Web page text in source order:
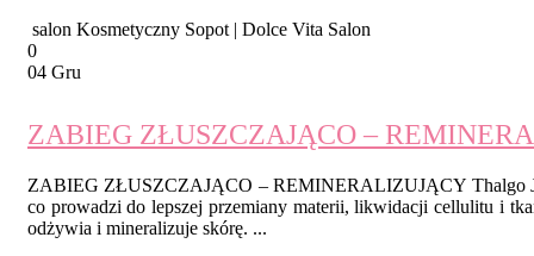
salon Kosmetyczny Sopot | Dolce Vita Salon
0
04 Gru
ZABIEG ZŁUSZCZAJĄCO –
ZABIEG ZŁUSZCZAJĄCO – REMINERALIZUJĄCY Thalgo
co prowadzi do lepszej przemiany materii, likwidacji cellulitu i
odżywia i mineralizuje skórę. ...